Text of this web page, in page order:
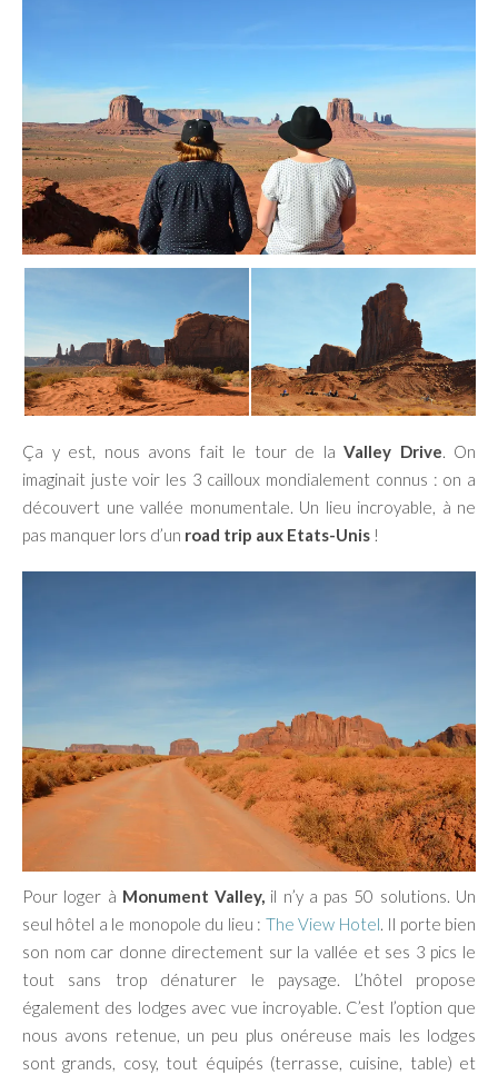
Ça y est, nous avons fait le tour de la Valley Drive. On
imaginait juste voir les 3 cailloux mondialement connus : on a
découvert une vallée monumentale. Un lieu incroyable, à ne
pas manquer lors d’un road trip aux Etats-Unis !
Pour loger à Monument Valley, il n’y a pas 50 solutions. Un
seul hôtel a le monopole du lieu : The View Hotel. Il porte bien
son nom car donne directement sur la vallée et ses 3 pics le
tout sans trop dénaturer le paysage. L’hôtel propose
également des lodges avec vue incroyable. C’est l’option que
nous avons retenue, un peu plus onéreuse mais les lodges
sont grands, cosy, tout équipés (terrasse, cuisine, table) et